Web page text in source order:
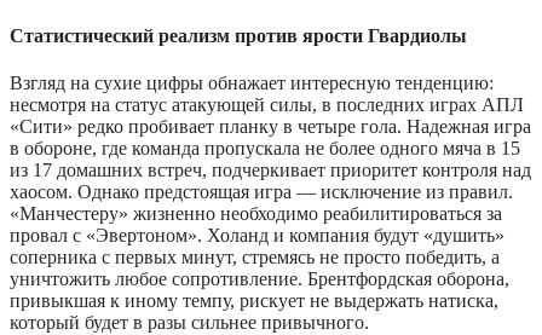
Статистический реализм против ярости Гвардиолы
Взгляд на сухие цифры обнажает интересную тенденцию:
несмотря на статус атакующей силы, в последних играх АПЛ
«Сити» редко пробивает планку в четыре гола. Надежная игра
в обороне, где команда пропускала не более одного мяча в 15
из 17 домашних встреч, подчеркивает приоритет контроля над
хаосом. Однако предстоящая игра — исключение из правил.
«Манчестеру» жизненно необходимо реабилитироваться за
провал с «Эвертоном». Холанд и компания будут «душить»
соперника с первых минут, стремясь не просто победить, а
уничтожить любое сопротивление. Брентфордская оборона,
привыкшая к иному темпу, рискует не выдержать натиска,
который будет в разы сильнее привычного.